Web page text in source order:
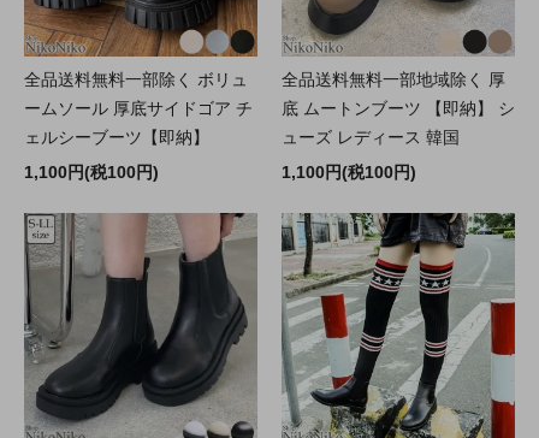
全品送料無料一部除く ボリュ
ームソール 厚底サイドゴア チ
ェルシーブーツ【即納】
1,100円(税100円)
全品送料無料一部地域除く 厚
底 ムートンブーツ 【即納】 シ
ューズ レディース 韓国
1,100円(税100円)